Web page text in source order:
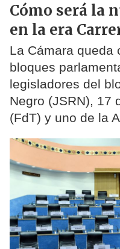
Cómo será la
en la era
La Cámara queda
bloques
legisladores del
Negro (JSRN), 17
(FdT) y uno de la